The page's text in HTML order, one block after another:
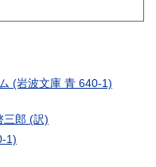
(岩波文庫 青 640-1)
三郎 (訳)
1)